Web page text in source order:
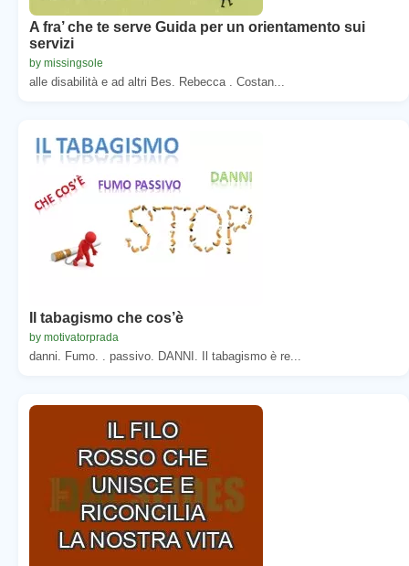
A fra’ che te serve Guida per un orientamento sui
servizi
by missingsole
alle disabilità e ad altri Bes. Rebecca . Costan...
Il tabagismo che cos’è
by motivatorprada
danni. Fumo. . passivo. DANNI. Il tabagismo è re...